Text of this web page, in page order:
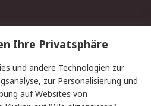
Lieferlösungen
Kontakt
Privatkunden
Ihre Privatsphäre
und andere Technologien zur
zur Personalisierung und
auf Websites von